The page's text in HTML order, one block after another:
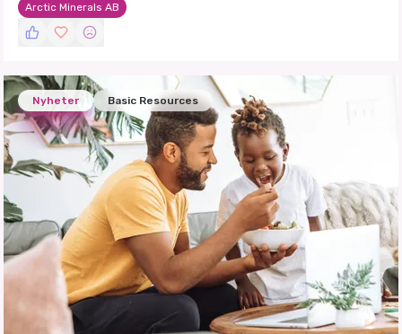
Arctic Minerals AB
Nyheter Basic Resources